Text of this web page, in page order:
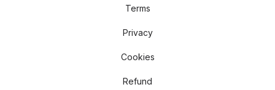
Terms
Privacy
Cookies
Refund